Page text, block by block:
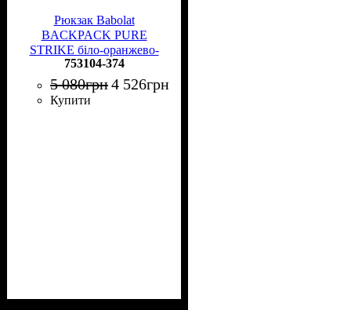
Рюкзак Babolat
BACKPACK PURE
STRIKE біло-оранжево-
чорний 753104-374
753104-374
5 080грн4 526грн
Купити